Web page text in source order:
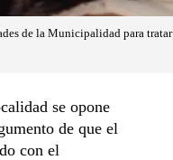
de la Municipalidad para tratar
se opone
de que el
con el